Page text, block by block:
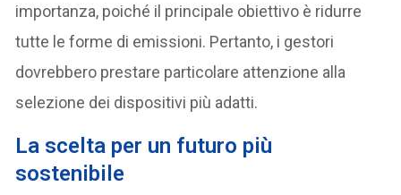
importanza, poiché il principale obiettivo è ridurre
tutte le forme di emissioni. Pertanto, i gestori
dovrebbero prestare particolare attenzione alla
selezione dei dispositivi più adatti.
La scelta per un futuro più
sostenibile